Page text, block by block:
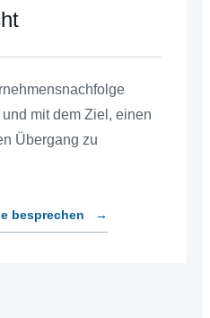
mit dem Ziel, einen
Übergang zu
besprechen →